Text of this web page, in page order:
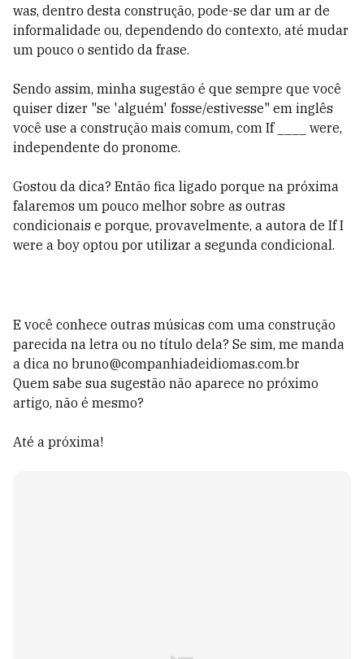
was, dentro desta construção, pode-se dar um ar de
informalidade ou, dependendo do contexto, até mudar
um pouco o sentido da frase.
Sendo assim, minha sugestão é que sempre que você
quiser dizer "se 'alguém' fosse/estivesse" em inglês
você use a construção mais comum, com If ____ were,
independente do pronome.
Gostou da dica? Então fica ligado porque na próxima
falaremos um pouco melhor sobre as outras
condicionais e porque, provavelmente, a autora de If I
were a boy optou por utilizar a segunda condicional.
E você conhece outras músicas com uma construção
parecida na letra ou no título dela? Se sim, me manda
a dica no bruno@companhiadeidiomas.com.br
Quem sabe sua sugestão não aparece no próximo
artigo, não é mesmo?
Até a próxima!